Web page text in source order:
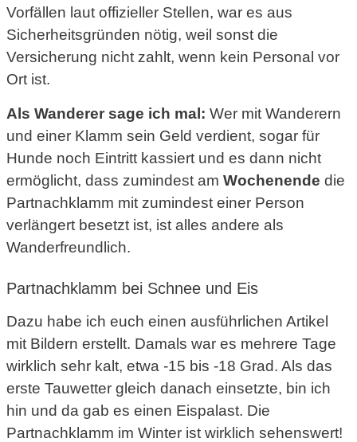
Vorfällen laut offizieller Stellen, war es aus
Sicherheitsgründen nötig, weil sonst die
Versicherung nicht zahlt, wenn kein Personal vor
Ort ist.
Als Wanderer sage ich mal: Wer mit Wanderern
und einer Klamm sein Geld verdient, sogar für
Hunde noch Eintritt kassiert und es dann nicht
ermöglicht, dass zumindest am Wochenende die
Partnachklamm mit zumindest einer Person
verlängert besetzt ist, ist alles andere als
Wanderfreundlich.
Partnachklamm bei Schnee und Eis
Dazu habe ich euch einen ausführlichen Artikel
mit Bildern erstellt. Damals war es mehrere Tage
wirklich sehr kalt, etwa -15 bis -18 Grad. Als das
erste Tauwetter gleich danach einsetzte, bin ich
hin und da gab es einen Eispalast. Die
Partnachklamm im Winter ist wirklich sehenswert!